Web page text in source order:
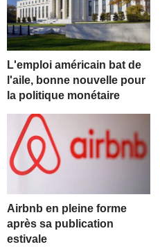
L'emploi américain bat de
l'aile, bonne nouvelle pour
la politique monétaire
Airbnb en pleine forme
après sa publication
estivale